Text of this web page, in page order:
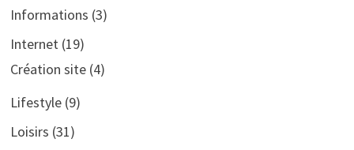
Informations (3)
Internet(19)
Création site(4)
Lifestyle(9)
Loisirs (31)